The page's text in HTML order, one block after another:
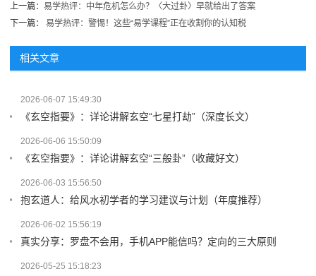
上一篇： 易学热评：中年危机怎么办？〈大过卦〉早就给出了答案
下一篇： 易学热评：警惕！这些“易学课程”正在收割你的认知税
相关文章
2026-06-07 15:49:30
《玄空指要》：详论讲解玄空“七星打劫”（深度长文）
2026-06-06 15:50:09
《玄空指要》：详论讲解玄空“三般卦”（收藏好文）
2026-06-03 15:56:50
抱玄道人：给风水初学者的学习建议与计划（年度推荐）
2026-06-02 15:56:19
真实分享：罗盘不会用，手机APP能信吗？定向的三大原则
2026-05-25 15:18:23